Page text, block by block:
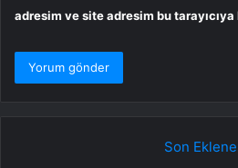
adresim ve site adresim bu
Son